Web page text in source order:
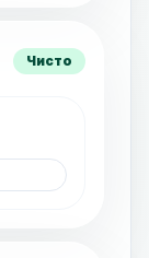
Чисто